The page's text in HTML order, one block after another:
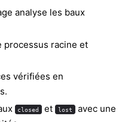
analyse les baux
processus racine et
vérifiées en
closed et lost avec une